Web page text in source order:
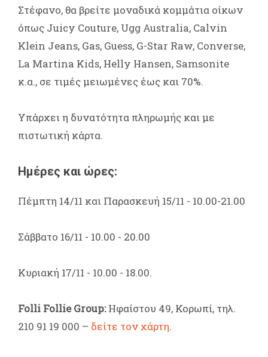
Στέφανο, θα βρείτε μοναδικά κομμάτια οίκων
όπως Juicy Couture, Ugg Australia, Calvin
Klein Jeans, Gas, Guess, G-Star Raw, Converse,
La Martina Kids, Helly Hansen, Samsonite
κ.α., σε τιμές μειωμένες έως και 70%.
Υπάρχει η δυνατότητα πληρωμής και με
πιστωτική κάρτα.
Ημέρες και ώρες:
Πέμπτη 14/11 και Παρασκευή 15/11 - 10.00-21.00
Σάββατο 16/11 - 10.00 - 20.00
Κυριακή 17/11 - 10.00 - 18.00.
Folli Follie Group:Ηφαίστου 49, Κορωπί, τηλ.
210 91 19 000 – δείτε τον χάρτη.